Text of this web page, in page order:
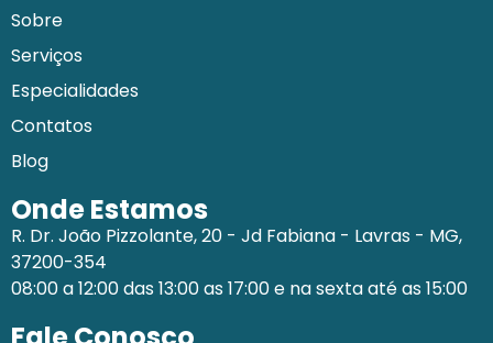
Sobre
Serviços
Especialidades
Contatos
Blog
Onde Estamos
R. Dr. João Pizzolante, 20 - Jd Fabiana - Lavras - MG,
37200-354
08:00 a 12:00 das 13:00 as 17:00 e na sexta até as 15:00